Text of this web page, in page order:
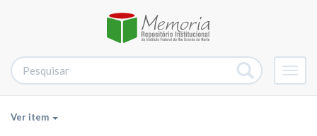
Ver item